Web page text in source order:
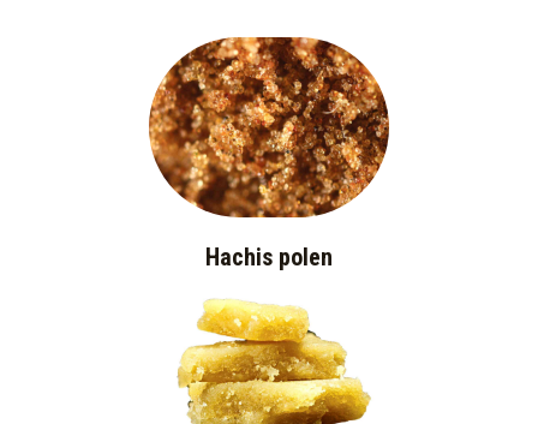
Hachis polen